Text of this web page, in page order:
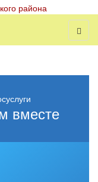
вместе